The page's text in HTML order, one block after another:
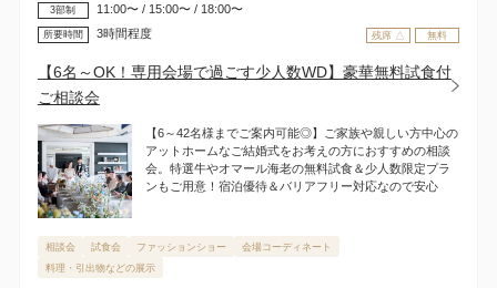
残席 △ 無料
3部制 11:00〜 / 15:00〜 / 18:00〜
所要時間 3時間程度
【6名～OK！専用会場で過ごす少人数WD】豪華無料試食付
ご相談会
【6～42名様までご案内可能◎】ご家族や親しい方中心の
アットホームなご結婚式をお考えの方におすすめの相談
会。特選牛やオマール海老の無料試食＆少人数限定プラ
ンもご用意！宿泊優待＆バリアフリー対応なので安心
相談会 試食会 ファッションショー
会場コーディネート
料理・引出物などの展示